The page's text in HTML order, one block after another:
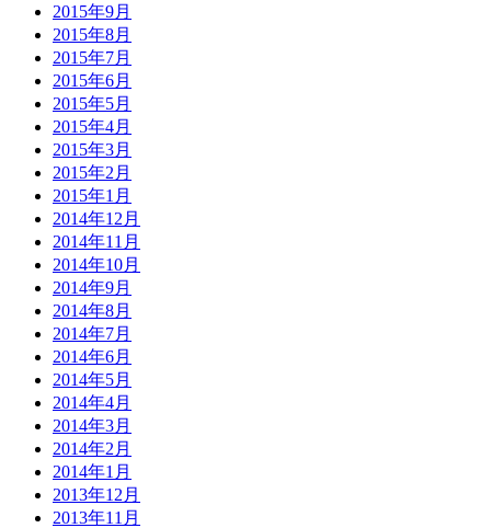
2015年9月
2015年8月
2015年7月
2015年6月
2015年5月
2015年4月
2015年3月
2015年2月
2015年1月
2014年12月
2014年11月
2014年10月
2014年9月
2014年8月
2014年7月
2014年6月
2014年5月
2014年4月
2014年3月
2014年2月
2014年1月
2013年12月
2013年11月